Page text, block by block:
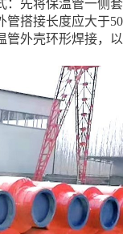
：先将保温管一侧套
管搭接长度应大于50
管外壳环形焊接，以